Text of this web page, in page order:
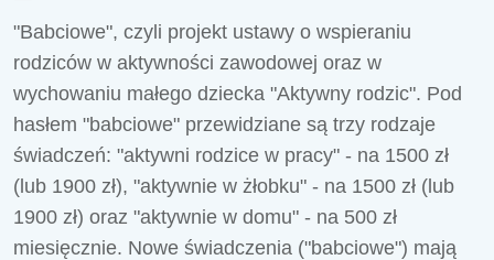
"Babciowe", czyli projekt ustawy o wspieraniu
rodziców w aktywności zawodowej oraz w
wychowaniu małego dziecka "Aktywny rodzic". Pod
hasłem "babciowe" przewidziane są trzy rodzaje
świadczeń: "aktywni rodzice w pracy" - na 1500 zł
(lub 1900 zł), "aktywnie w żłobku" - na 1500 zł (lub
1900 zł) oraz "aktywnie w domu" - na 500 zł
miesięcznie. Nowe świadczenia ("babciowe") mają